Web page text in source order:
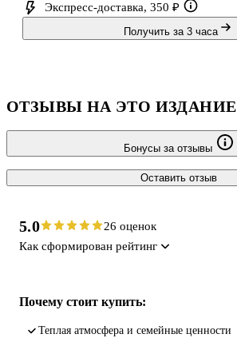
Экспресс-доставка, 350 ₽
Получить за 3 часа
ОТЗЫВЫ НА ЭТО ИЗДАНИЕ
Бонусы за отзывы
Оставить отзыв
5.0
26 оценок
Как сформирован рейтинг
Почему стоит купить:
Теплая атмосфера и семейные ценности